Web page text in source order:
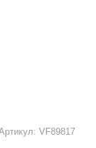
VF89817